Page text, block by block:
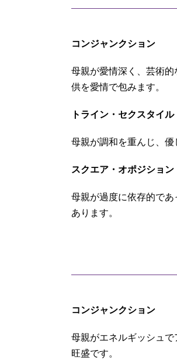
コンジャンクション
母親が愛情深く、芸術
供を愛情で包みます。
トライン・セクスタイル
母親が調和を重んじ、
スクエア・オポジション
母親が過度に依存的で
あります。
コンジャンクション
母親がエネルギッシュ
旺盛です。